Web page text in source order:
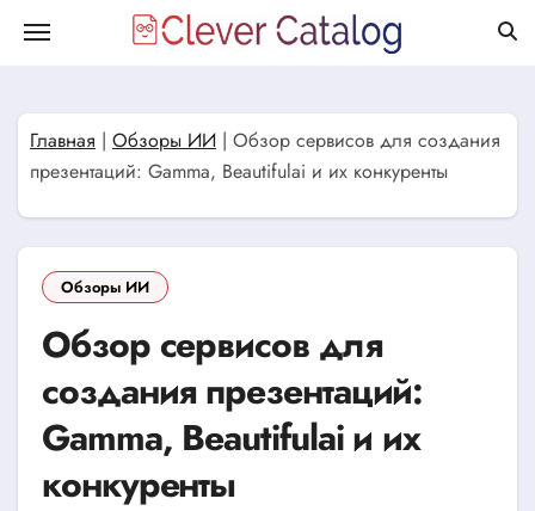
Главная | Обзоры ИИ | Обзор сервисов для создания
презентаций: Gamma, Beautifulai и их конкуренты
Обзоры ИИ
Обзор сервисов для
создания презентаций:
Gamma, Beautifulai и их
конкуренты